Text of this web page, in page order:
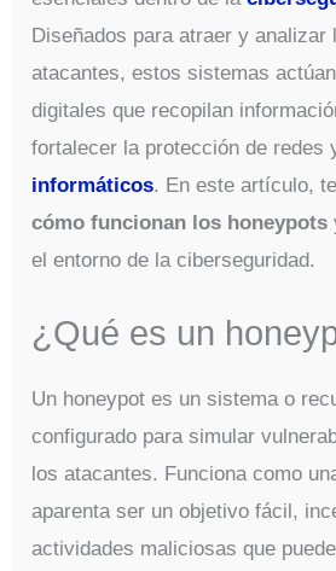
Diseñados para atraer y
atacantes, estos sistemas
digitales que recopilan
fortalecer la protección de redes
informáticos. En este artículo,
cómo funcionan los honeypots
el entorno de la ciberseguridad.
¿Qué es un
Un honeypot es un sistema o
configurado para simular
los atacantes. Funciona como
aparenta ser un objetivo fácil,
actividades maliciosas que